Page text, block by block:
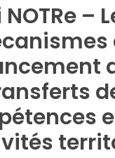
NOTRe –